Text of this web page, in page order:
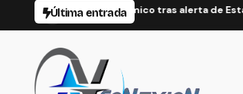
Última entrada
económico tras alerta de Estados Unidos